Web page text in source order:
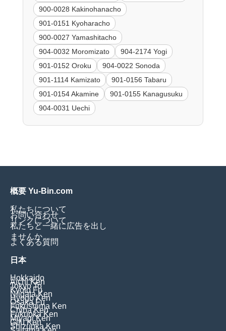
900-0028 Kakinohanacho
901-0151 Kyoharacho
900-0027 Yamashitacho
904-0032 Moromizato
904-2174 Yogi
901-0152 Oroku
904-0022 Sonoda
901-1114 Kamizato
901-0156 Tabaru
901-0154 Akamine
901-0155 Kanagusuku
904-0031 Uechi
概要 Yu-Bin.com
私たちについて
お問い合わせ
リンクについて
私たちと一緒に広告を出し
ませんか
よくある質問
日本
Hokkaido
Aichi Ken
Tokyo To
Kyoto Fu
Niigata Ken
Hyogo Ken
Osaka Fu
Fukushima Ken
Chiba Ken
Fukuoka Ken
Miyagi Ken
Gifu Ken
Shizuoka Ken